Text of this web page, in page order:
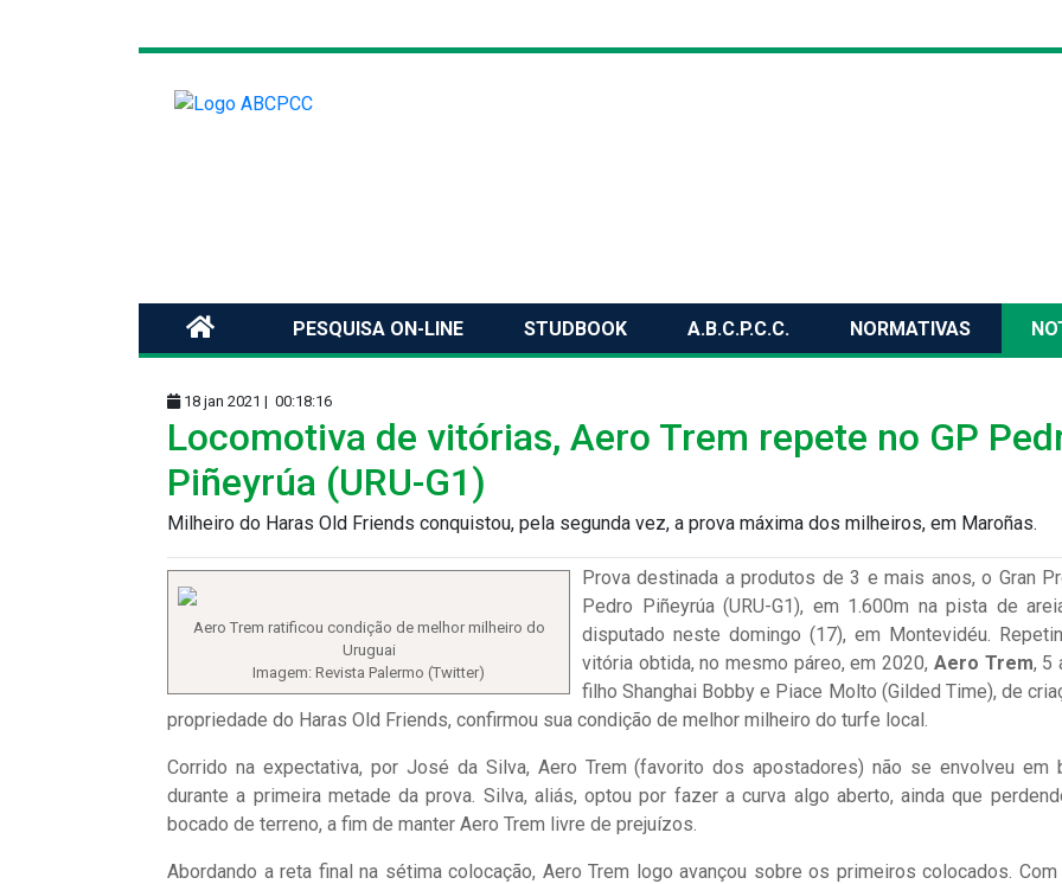
PESQUISA ON-LINE STUDBOOK A.B.C.P.C.C. NORMATIVAS
18 jan 2021 | 00:18:16
Locomotiva de vitórias, Aero Trem repete no GP
Piñeyrúa (URU-G1)
Milheiro do Haras Old Friends conquistou, pela segunda vez, a prova máxima dos milheiros, em Maroñas.
Aero Trem ratificou condição de melhor milheiro do
Uruguai
Imagem: Revista Palermo (Twitter)
Prova destinada a produtos de 3 e mais anos, o Gran
Pedro Piñeyrúa (URU-G1), em 1.600m na pista de
disputado neste domingo (17), em Montevidéu.
vitória obtida, no mesmo páreo, em 2020, Aero Trem, 5
filho Shanghai Bobby e Piace Molto (Gilded Time), de
propriedade do Haras Old Friends, confirmou sua condição de melhor milheiro do turfe local.
Corrido na expectativa, por José da Silva, Aero Trem (favorito dos apostadores) não se envolveu em
durante a primeira metade da prova. Silva, aliás, optou por fazer a curva algo aberto, ainda que
bocado de terreno, a fim de manter Aero Trem livre de prejuízos.
Abordando a reta final na sétima colocação, Aero Trem logo avançou sobre os primeiros colocados. Com